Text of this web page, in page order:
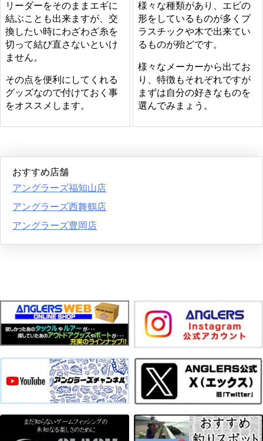
リーダーをそのままエギに
結ぶことも出来ますが、交
換したい時にわざわざ糸を
切って結び直さないといけ
ません。
その点を便利にしてくれる
グッズなので付けておく事
をオススメします。
様々な種類があり、エビの
形をしているものが多くプ
ラスチックや木で出来てい
るものが殆どです。
様々なメーカーから出てお
り、特徴もそれぞれですが
まずは自分の好きなものを
選んでみまょう。
おすすめ店舗
アングラーズ福知山店
アングラーズ西舞鶴店
アングラーズ豊岡店